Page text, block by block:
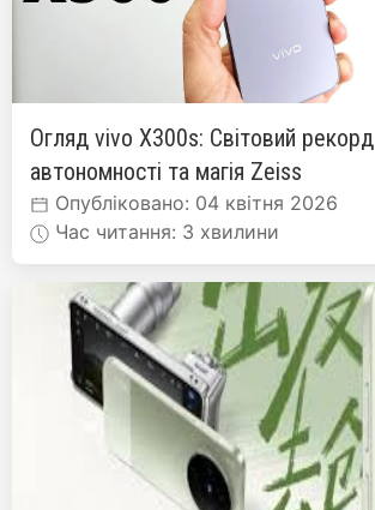
Огляд vivo X300s: Світовий рекорд
автономності та магія Zeiss
Опубліковано: 04 квітня 2026
Час читання: 3 хвилини